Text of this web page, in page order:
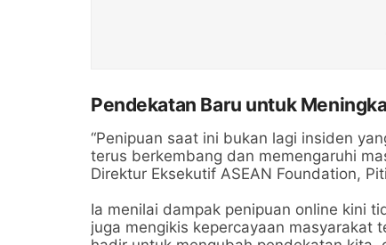
Pendekatan Baru untuk
“Penipuan saat ini bukan lagi insiden
terus berkembang dan memengaruhi
Direktur Eksekutif ASEAN Foundation,
Ia menilai dampak penipuan online kini
juga mengikis kepercayaan masyarakat